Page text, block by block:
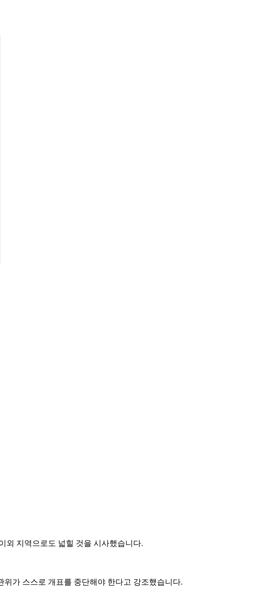
외 지역으로도 넓힐 것을 시사했습니다.
가 스스로 개표를 중단해야 한다고 강조했습니다.